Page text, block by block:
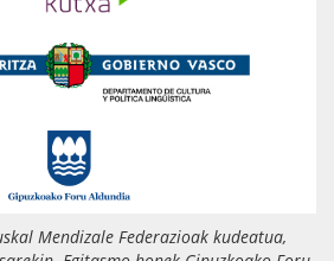
Mendizale Federazioak kudeatua,